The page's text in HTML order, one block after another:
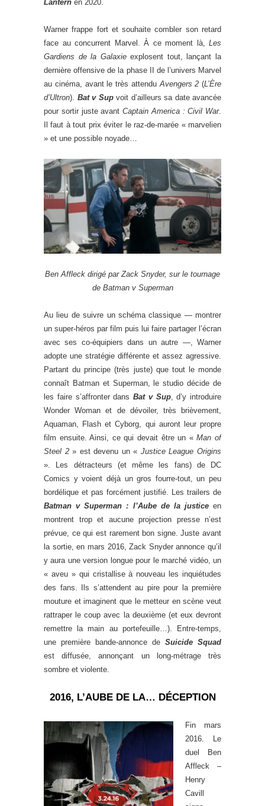
Lantern en 2020.
Warner frappe fort et souhaite combler son retard
face au concurrent Marvel. À ce moment là, Les
Gardiens de la Galaxieexplosent tout, lançant la
dernière offensive de la phase II de l’univers Marvel
au cinéma, avant le très attendu Avengers 2 (L’Ère
d’Ultron). Bat v Supvoit d’ailleurs sa date avancée
pour sortir juste avant Captain America : Civil War.
Il faut à tout prix éviter le raz-de-marée « marvelien
» et une possible noyade…
Ben Affleck dirigé par Zack Snyder, sur le tournage
de Batman v Superman
Au lieu de suivre un schéma classique — montrer
un super-héros par film puis lui faire partager l’écran
avec ses co-équipiers dans un autre —, Warner
adopte une stratégie différente et assez agressive.
Partant du principe (très juste) que tout le monde
connaît Batman et Superman, le studio décide de
les faire s’affronter dans Bat v Sup, d’y introduire
Wonder Woman et de dévoiler, très brièvement,
Aquaman, Flash et Cyborg, qui auront leur propre
film ensuite. Ainsi, ce qui devait être un «Man of
Steel 2» est devenu un « Justice League Origins
». Les détracteurs (et même les fans) de DC
Comics y voient déjà un gros fourre-tout, un peu
bordélique et pas forcément justifié. Les trailers de
Batman v Superman : l’Aube de la justiceen
montrent trop et aucune projection presse n’est
prévue, ce qui est rarement bon signe. Juste avant
la sortie, en mars 2016, Zack Snyder annonce qu’il
y aura une version longue pour le marché vidéo, un
« aveu » qui cristallise à nouveau les inquiétudes
des fans. Ils s’attendent au pire pour la première
mouture et imaginent que le metteur en scène veut
rattraper le coup avec la deuxième (et eux devront
remettre la main au portefeuille…). Entre-temps,
une première bande-annonce de Suicide Squad
est diffusée, annonçant un long-métrage très
sombre et violente.
2016, L’AUBE DE LA… DÉCEPTION
Fin mars
2016. Le
duel Ben
Affleck –
Henry
Cavill